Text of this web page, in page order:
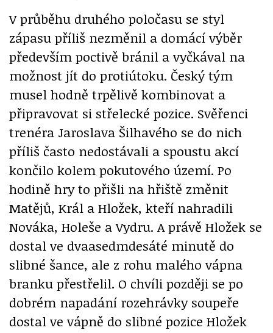
V průběhu druhého poločasu se styl
zápasu příliš nezměnil a domácí výběr
především poctivě bránil a vyčkával na
možnost jít do protiútoku. Český tým
musel hodně trpělivě kombinovat a
připravovat si střelecké pozice. Svěřenci
trenéra Jaroslava Šilhavého se do nich
příliš často nedostávali a spoustu akcí
končilo kolem pokutového území. Po
hodině hry to přišli na hřiště změnit
Matějů, Král a Hložek, kteří nahradili
Nováka, Holeše a Vydru. A právě Hložek se
dostal ve dvaasedmdesáté minutě do
slibné šance, ale z rohu malého vápna
branku přestřelil. O chvíli později se po
dobrém napadání rozehrávky soupeře
dostal ve vápně do slibné pozice Hložek